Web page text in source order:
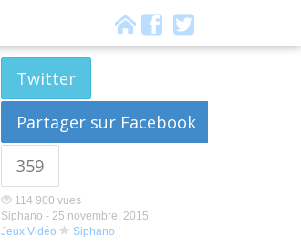
Twitter
Partager sur Facebook
359
114 900 vues
Siphano - 25 novembre, 2015
Jeux Vidéo
Siphano